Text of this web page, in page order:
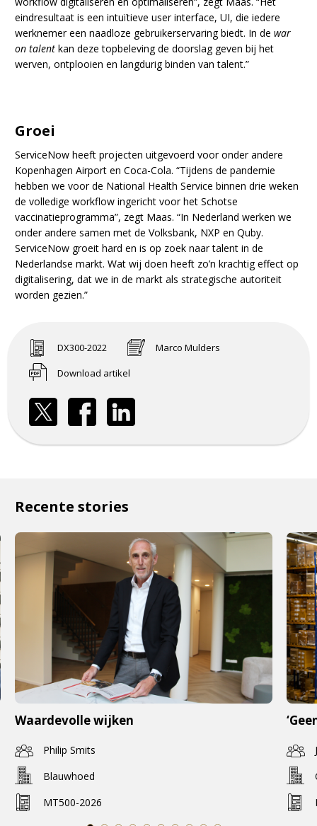
eindresultaat is een intuïtieve user interface, UI, die iedere
werknemer een naadloze gebruikerservaring biedt. In dewar
on talent kan deze topbeleving de doorslag geven bij het
werven, ontplooien en langdurig binden van talent.”
Groei
ServiceNow heeft projecten uitgevoerd voor onder andere
Kopenhagen Airport en Coca-Cola. “Tijdens de pandemie
hebben we voor de National Health Service binnen drie weken
de volledige workflow ingericht voor het Schotse
vaccinatieprogramma”, zegt Maas. “In Nederland werken we
onder andere samen met de Volksbank, NXP en Quby.
ServiceNow groeit hard en is op zoek naar talent in de
Nederlandse markt. Wat wij doen heeft zo’n krachtig effect op
digitalisering, dat we in de markt als strategische autoriteit
worden gezien.”
DX300-2022
Marco Mulders
Download artikel
Recente stories
Waardevolle wijken
Philip Smits
Blauwhoed
MT500-2026